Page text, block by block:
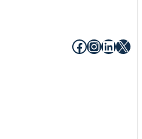
Facebook
X